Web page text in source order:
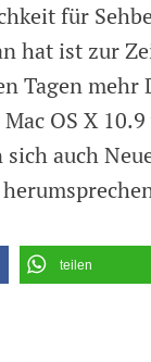
für
hat ist zur
Tagen mehr
OS X
auch
teilen